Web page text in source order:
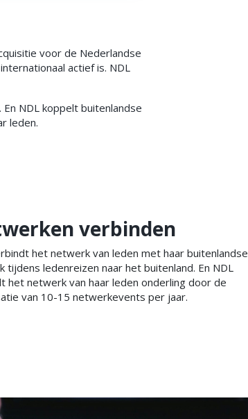
voor de Nederlandse
actief is. NDL
NDL koppelt buitenlandse
leden.
verbinden
het netwerk van leden met haar buitenlandse
tijdens ledenreizen naar het buitenland. En NDL
het netwerk van haar leden onderling door de
van 10-15 netwerkevents per jaar.